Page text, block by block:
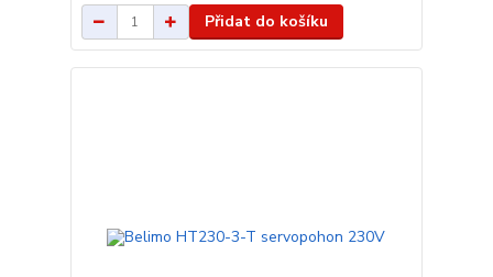
Přidat do košíku